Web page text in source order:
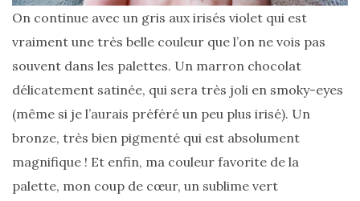
Tutoriels
(70)
Lifestyle
(154)
Bonnes
adresses/Evénements
(43)
On continue avec un gris aux irisés violet qui est
vraiment une très belle couleur que l’on ne vois pas
souvent dans les palettes. Un marron chocolat
délicatement satinée, qui sera très joli en smoky-eyes
(même si je l’aurais préféré un peu plus irisé). Un
bronze, très bien pigmenté qui est absolument
magnifique ! Et enfin, ma couleur favorite de la
palette, mon coup de cœur, un sublime vert